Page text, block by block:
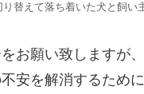
替えて落ち着いた犬と飼い
お願い致しますが
安を解消するため